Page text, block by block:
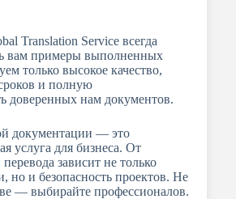
Translation Service всегда
вам примеры выполненных
только высокое качество,
и полную
доверенных нам документов.
документации — это
услуга для бизнеса. От
зависит не только
но и безопасность проектов. Не
— выбирайте профессионалов.